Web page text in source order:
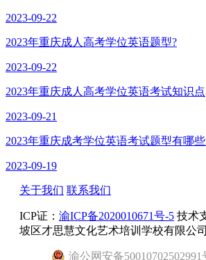
2023-09-22
2023年重庆成人高考学位英语题型?
2023-09-22
2023年重庆成人高考学位英语考试知识点
2023-09-21
2023年重庆成考学位英语考试题型有哪些
2023-09-19
关于我们 联系我们
ICP证： 渝ICP备2020010671号-5 技术
坡区才思慧文化艺术培训学校有限公司
渝公网安备50010702502991